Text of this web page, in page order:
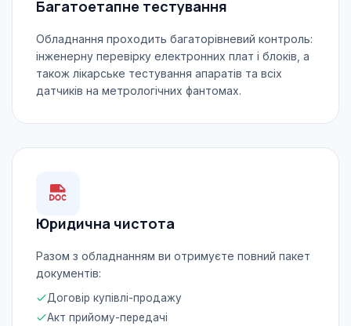
Багатоетапне тестування
Обладнання проходить багаторівневий контроль:
інженерну перевірку електронних плат і блоків, а
також лікарське тестування апаратів та всіх
датчиків на метрологічних фантомах.
Юридична чистота
Разом з обладнанням ви отримуєте повний пакет
документів:
Договір купівлі-продажу
Акт прийому-передачі